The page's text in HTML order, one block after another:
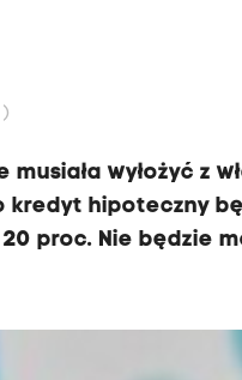
)
wyłożyć z
kredyt hipoteczny
proc. Nie będzie